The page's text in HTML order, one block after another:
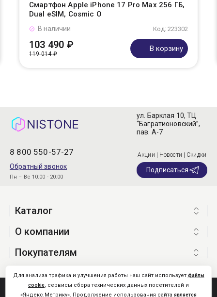
Смартфон Apple iPhone 17 Pro Max 256 ГБ,
Dual eSIM, Cosmic O
Код: 223302
В наличии
103 490 ₽
119 014 ₽
В корзину
8 800 550-57-27
Обратный звонок
Пн – Вс 10:00 - 20:00
ул. Барклая 10, ТЦ
“Багратионовский”,
пав. А-7
Акции | Новости | Скидки
Подписаться
Каталог
О компании
Покупателям
Nistone.Ru © 2026
Для анализа трафика и улучшения работы наш сайт использует файлы
cookie, сервисы сбора технических данных посетителей и
«Яндекс.Метрику». Продолжение использования сайта является